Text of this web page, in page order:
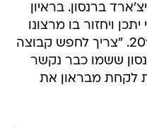
להיות הספונסר הראשי ב-2010. "צריך לחפש קבוצה
ששמו כבר נקשר
לקחת מבראון את